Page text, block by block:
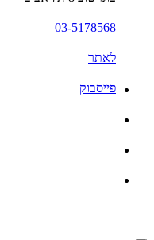
03-5178568
לאתר
פייסבוק